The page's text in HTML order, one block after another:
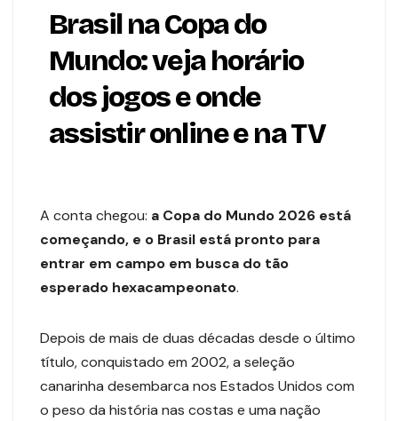
Brasil na Copa do
Mundo: veja horário
dos jogos e onde
assistir online e na TV
A conta chegou: a Copa do Mundo 2026 está
começando, e o Brasil está pronto para
entrar em campo em busca do tão
esperado hexacampeonato.
Depois de mais de duas décadas desde o último
título, conquistado em 2002, a seleção
canarinha desembarca nos Estados Unidos com
o peso da história nas costas e uma nação